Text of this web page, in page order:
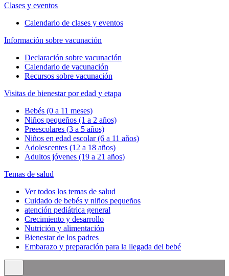
Clases y eventos
Calendario de clases y eventos
Información sobre vacunación
Declaración sobre vacunación
Calendario de vacunación
Recursos sobre vacunación
Visitas de bienestar por edad y etapa
Bebés (0 a 11 meses)
Niños pequeños (1 a 2 años)
Preescolares (3 a 5 años)
Niños en edad escolar (6 a 11 años)
Adolescentes (12 a 18 años)
Adultos jóvenes (19 a 21 años)
Temas de salud
Ver todos los temas de salud
Cuidado de bebés y niños pequeños
atención pediátrica general
Crecimiento y desarrollo
Nutrición y alimentación
Bienestar de los padres
Embarazo y preparación para la llegada del bebé